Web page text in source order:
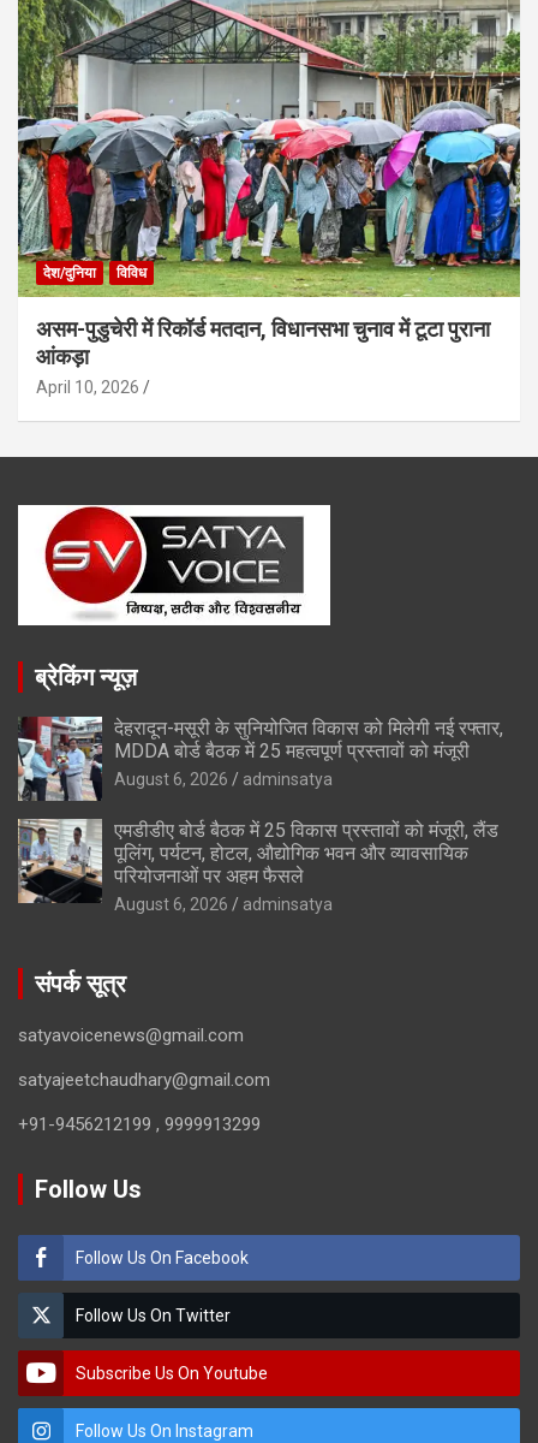
देश/दुनिया विविध
असम-पुडुचेरी में रिकॉर्ड मतदान, विधानसभा चुनाव में टूटा पुराना
आंकड़ा
April 10, 2026
ब्रेकिंग न्यूज़
देहरादून-मसूरी के सुनियोजित विकास को मिलेगी नई रफ्तार,
MDDA बोर्ड बैठक में 25 महत्वपूर्ण प्रस्तावों को मंजूरी
August 6, 2026 adminsatya
एमडीडीए बोर्ड बैठक में 25 विकास प्रस्तावों को मंजूरी, लैंड
पूलिंग, पर्यटन, होटल, औद्योगिक भवन और व्यावसायिक
परियोजनाओं पर अहम फैसले
August 6, 2026 adminsatya
संपर्क सूत्र
satyavoicenews@gmail.com
satyajeetchaudhary@gmail.com
+91-9456212199 , 9999913299
Follow Us
Follow Us On Facebook
Follow Us On Twitter
Subscribe Us On Youtube
Follow Us On Instagram